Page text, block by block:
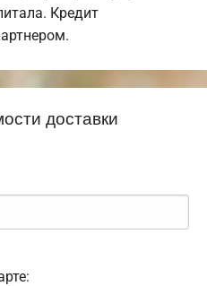
Кредит
доставки